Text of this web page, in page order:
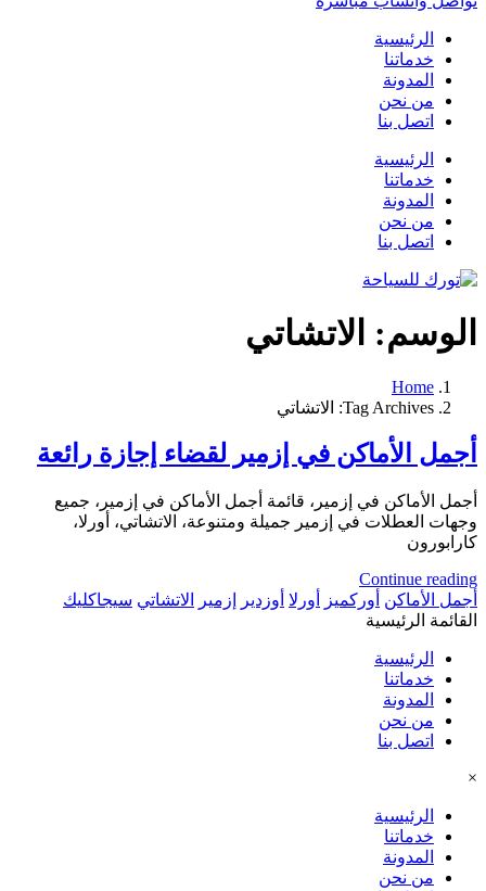
الرئيسية
خدماتنا
المدونة
من نحن
اتصل بنا
الرئيسية
خدماتنا
المدونة
من نحن
اتصل بنا
الوسم: الاتشاتي
Home
Tag Archives: الاتشاتي
أجمل الأماكن في إزمير لقضاء إجازة رائعة
أجمل الأماكن في إزمير، قائمة أجمل الأماكن في إزمير، جميع
وجهات العطلات في إزمير جميلة ومتنوعة، الاتشاتي، أورلا،
كارابورون
Continue reading
أجمل الأماكن أوركميز أورلا أوزدير إزمير الاتشاتي سيجاكليك
القائمة الرئيسية
الرئيسية
خدماتنا
المدونة
من نحن
اتصل بنا
×
الرئيسية
خدماتنا
المدونة
من نحن